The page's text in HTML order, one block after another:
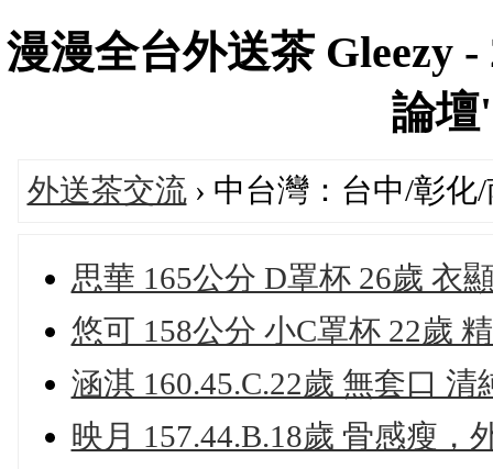
漫漫全台外送茶 Gleezy
論壇
外送茶交流› 中台灣：台中/彰化
思華 165公分 D罩杯 26歲 衣
悠可 158公分 小C罩杯 22歲
涵淇 160.45.C.22歲 無套口
映月 157.44.B.18歲 骨感瘦，